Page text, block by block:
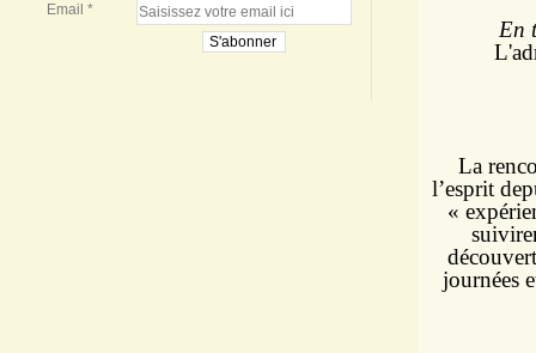
Email
En
La
l’esprit
«
journées